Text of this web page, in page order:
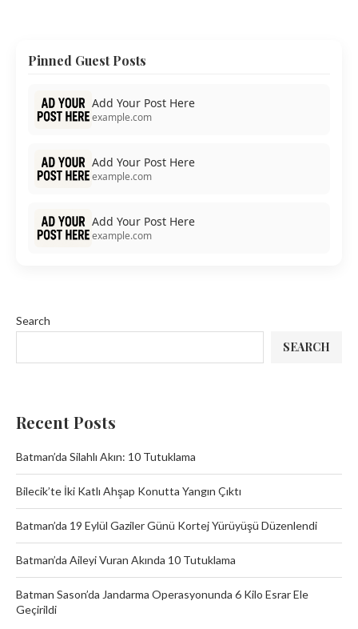
Pinned Guest Posts
Add Your Post Here
example.com
Add Your Post Here
example.com
Add Your Post Here
example.com
Search
SEARCH
Recent Posts
Batman’da Silahlı Akın: 10 Tutuklama
Bilecik’te İki Katlı Ahşap Konutta Yangın Çıktı
Batman’da 19 Eylül Gaziler Günü Kortej Yürüyüşü Düzenlendi
Batman’da Aileyi Vuran Akında 10 Tutuklama
Batman Sason’da Jandarma Operasyonunda 6 Kilo Esrar Ele
Geçirildi